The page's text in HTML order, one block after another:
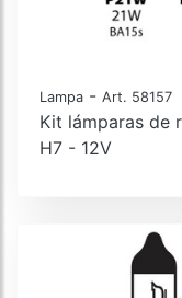
Lampa - Art. 58157
Kit lámparas de
H7 - 12V